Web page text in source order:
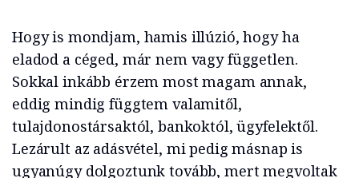
Hogy is mondjam, hamis illúzió, hogy ha
eladod a céged, már nem vagy független.
Sokkal inkább érzem most magam annak,
eddig mindig függtem valamitől,
tulajdonostársaktól, bankoktól, ügyfelektől.
Lezárult az adásvétel, mi pedig másnap is
ugyanúgy dolgoztunk tovább, mert megvoltak